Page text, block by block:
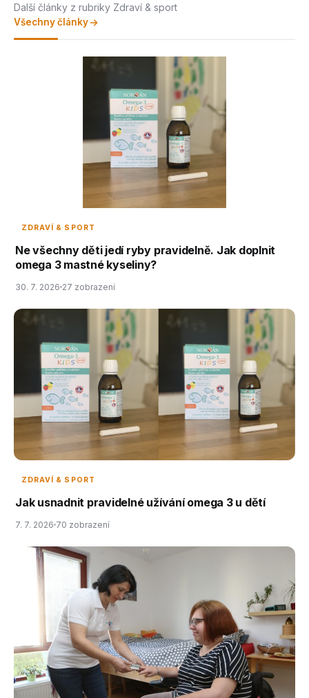
Další články z rubriky Zdraví & sport
Všechny články
ZDRAVÍ & SPORT
Ne všechny děti jedí ryby pravidelně. Jak doplnit
omega 3 mastné kyseliny?
30. 7. 2026 27 zobrazení
ZDRAVÍ & SPORT
Jak usnadnit pravidelné užívání omega 3 u dětí
7. 7. 2026 70 zobrazení